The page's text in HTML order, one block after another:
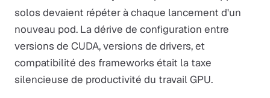
solos devaient répéter à chaque lancement d'un
nouveau pod. La dérive de configuration entre
versions de CUDA, versions de drivers, et
compatibilité des frameworks était la taxe
silencieuse de productivité du travail GPU.